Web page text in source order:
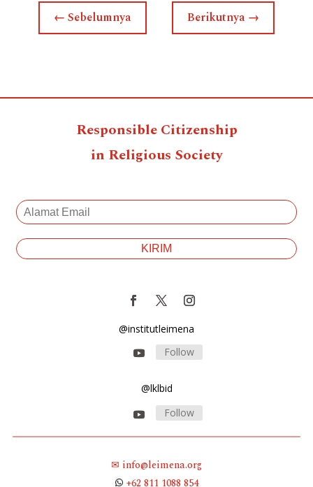
← Sebelumnya Berikutnya →
Responsible Citizenship
in Religious Society
@institutleimena
Follow
@lklbid
Follow
✉ info@leimena.org
+62 811 1088 854